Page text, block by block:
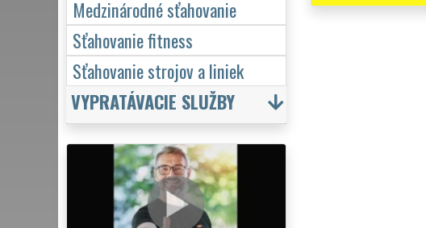
Medzinárodné sťahovanie
Sťahovanie fitness
Sťahovanie strojov a liniek
VYPRATÁVACIE SLUŽBY